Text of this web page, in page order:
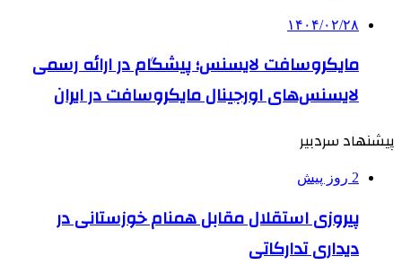
۱۴۰۴/۰۲/۲۸
مایکروسافت لایسنس؛ پیشگام در ارائه رسمی
لایسنس‌های اورجینال مایکروسافت در ایران
پیشنهاد سردبیر
2 روز پیش
پیروزی استقلال مقابل همنام خوزستانی در
دیداری تدارکاتی